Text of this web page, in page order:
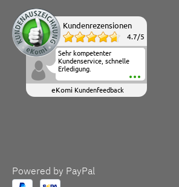
Kundenrezensionen
4.7/5
Sehr kompetenter
Kundenservice, schnelle
Erledigung.
eKomi Kundenfeedback
Powered by PayPal